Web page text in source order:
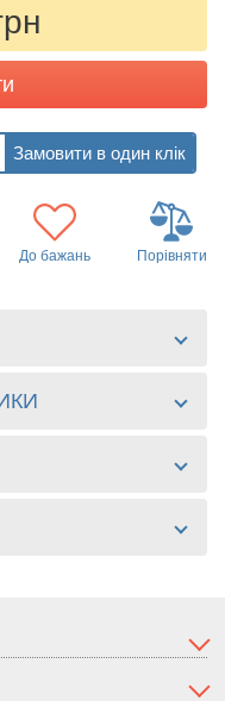
До бажань Порівняти